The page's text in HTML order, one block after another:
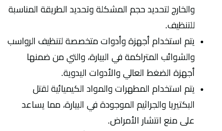
والخارج لتحديد حجم المشكلة وتحديد الطريقة المناسبة
للتنظيف.
يتم استخدام أجهزة وأدوات متخصصة لتنظيف الرواسب
والشوائب المتراكمة في البيارة، والتي من ضمنها
أجهزة الضغط العالي والأدوات اليدوية.
يتم استخدام المطهرات والمواد الكيميائية لقتل
البكتيريا والجراثيم الموجودة في البيارة، مما يساعد
على منع انتشار الأمراض.